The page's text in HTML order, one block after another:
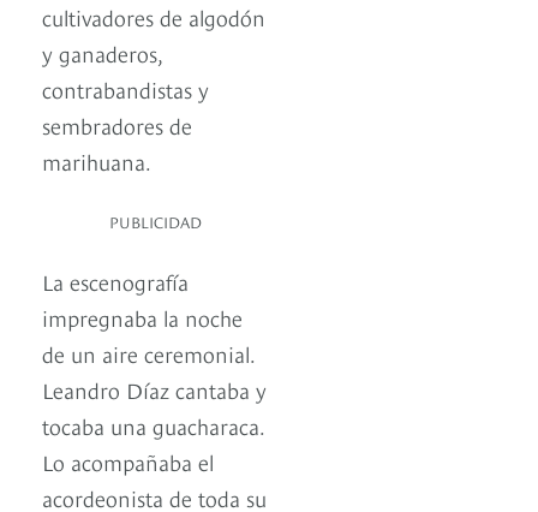
cultivadores de algodón
y ganaderos,
contrabandistas y
sembradores de
marihuana.
PUBLICIDAD
La escenografía
impregnaba la noche
de un aire ceremonial.
Leandro Díaz cantaba y
tocaba una guacharaca.
Lo acompañaba el
acordeonista de toda su